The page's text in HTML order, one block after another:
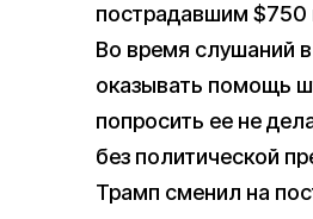
пострадавшим $750
Во время слушаний
оказывать помощь
попросить ее не
без политической
Трамп сменил на